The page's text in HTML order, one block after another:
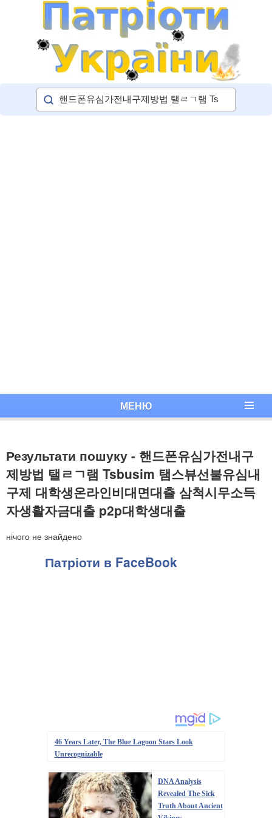
МЕНЮ
Результати пошуку - 핸드폰유심가전내구
제방법 탤ㄹㄱ램 Tsbusim 탬스뷰선불유심내
구제 대학생온라인비대면대출 삼척시무소득
자생활자금대출 p2p대학생대출
нічого не знайдено
Патріоти в FaceBook
46 Years Later, The Blue Lagoon Stars Look
Unrecognizable
DNA Analysis
Revealed The Sick
Truth About Ancient